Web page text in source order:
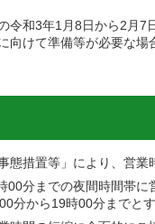
令和3年1月8日から2月
向けて準備等が必要な
態措置等」により、営
00分までの夜間時間帯
分から19時00分までと